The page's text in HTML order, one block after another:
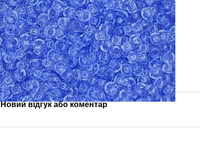
Новий відгук або коментар